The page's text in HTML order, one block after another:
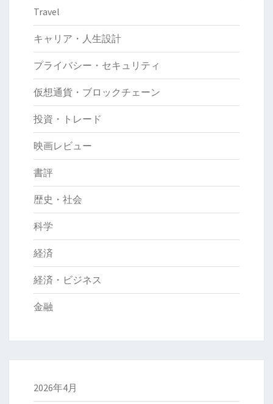
Travel
キャリア・人生設計
プライバシー・セキュリティ
仮想通貨・ブロックチェーン
投資・トレード
映画レビュー
書評
歴史・社会
科学
経済
経済・ビジネス
金融
2026年4月